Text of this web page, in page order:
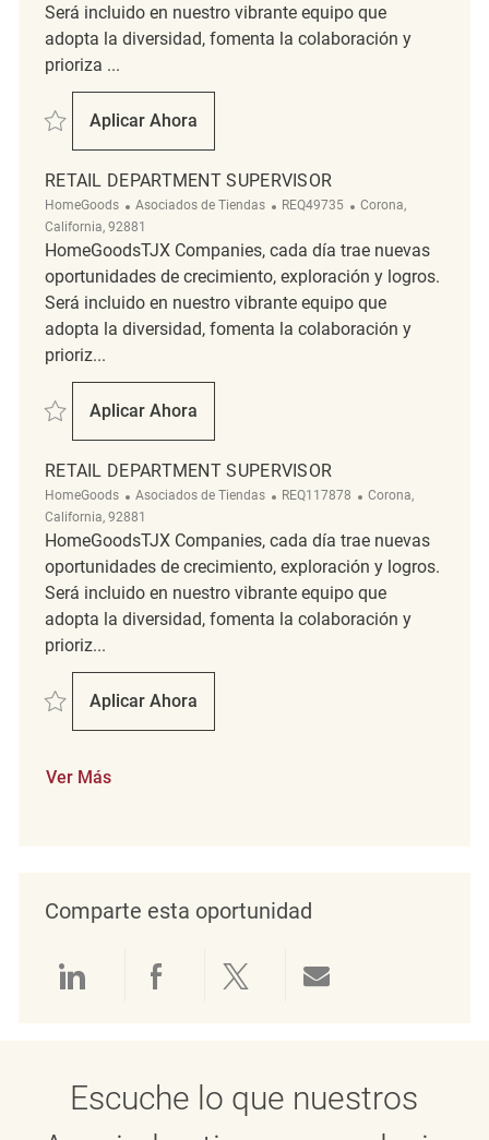
Será incluido en nuestro vibrante equipo que
adopta la diversidad, fomenta la colaboración y
prioriza ...
Salvar Merchandising Associate - Part Time REQ118958
Aplicar Ahora
Merchandising Associate - Part Time
RETAIL DEPARTMENT SUPERVISOR
HomeGoods Categoría
Asociados de Tiendas ReqId
REQ49735 Ubicación
Corona,
California, 92881
HomeGoodsTJX Companies, cada día trae nuevas
oportunidades de crecimiento, exploración y logros.
Será incluido en nuestro vibrante equipo que
adopta la diversidad, fomenta la colaboración y
prioriz...
Salvar Retail Department Supervisor REQ49735
Aplicar Ahora
Retail Department Supervisor
RETAIL DEPARTMENT SUPERVISOR
HomeGoods Categoría
Asociados de Tiendas ReqId
REQ117878 Ubicación
Corona,
California, 92881
HomeGoodsTJX Companies, cada día trae nuevas
oportunidades de crecimiento, exploración y logros.
Será incluido en nuestro vibrante equipo que
adopta la diversidad, fomenta la colaboración y
prioriz...
Salvar Retail Department Supervisor REQ117878
Aplicar Ahora
Retail Department Supervisor
Ver Más
Comparte esta oportunidad
Compartir a través de LinkedIn
Compartir a través de
Compartir a través
Escuche lo que nuestros